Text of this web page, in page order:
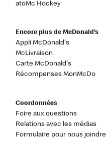
atoMc Hockey
Encore plus de McDonald’s
Appli McDonald's
McLivraison
Carte McDonald's
Récompenses MonMcDo
Coordonnées
Foire aux questions
Relations avec les médias
Formulaire pour nous joindre